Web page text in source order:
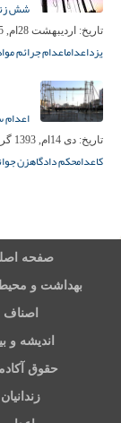
شش
تاریخ: اردیبهشت 28ام, 1395
یزداعداماعدام جرائم
اعدام
تاریخ: دی 14ام, 1393
کاعدامحکم دادگاهزن
صفحه
بهداشت و
اصناف
اندیشه و
حقوق
زندانیان